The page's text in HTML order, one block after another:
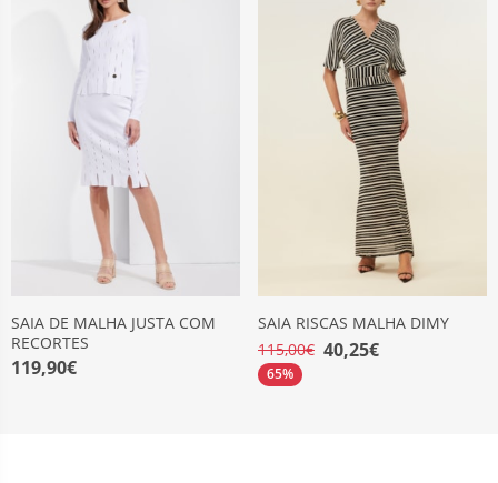
SAIA DE MALHA JUSTA COM
RECORTES
119,90€
SAIA RISCAS MALHA DIMY
115,00€ 40,25€
65%